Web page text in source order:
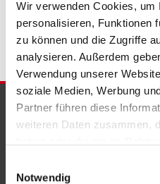
Wir verwenden Cookies, um
personalisieren, Funktionen
zu können und die Zugriffe
analysieren. Außerdem
Verwendung unserer
soziale Medien, Werbung
Partner führen diese
weiteren Daten zusammen,
Notwendig
Immobilienkauf Bad Eilsen
PARTNER &